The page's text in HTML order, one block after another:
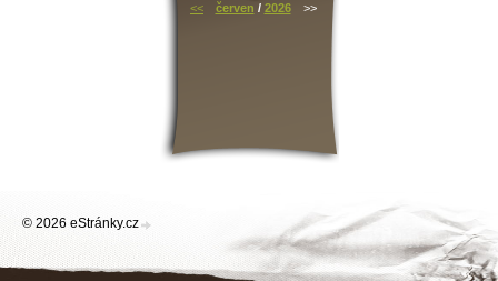
<< červen / 2026 >>
© 2026 eStránky.cz